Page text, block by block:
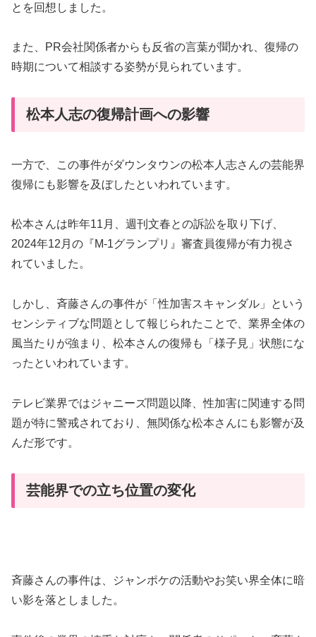
とを回想しました。
また、PR会社関係者からも反省の言葉が聞かれ、復帰の
時期について相談する姿勢が見られています。
松本人志の復帰計画への影響
一方で、この事件がダウンタウンの松本人志さんの芸能界
復帰にも影響を及ぼしたといわれています。
松本さんは昨年11月、週刊文春との訴訟を取り下げ、
2024年12月の『M-1グランプリ』審査員復帰が有力視さ
れていました。
しかし、斉藤さんの事件が「性加害スキャンダル」という
センシティブな問題として報じられたことで、業界全体の
風当たりが強まり、松本さんの復帰も「様子見」状態にな
ったといわれています。
テレビ業界ではジャニーズ問題以降、性加害に関連する問
題が特に警戒されており、無関係な松本さんにも影響が及
んだ形です。
芸能界での立ち位置の変化
斉藤さんの事件は、ジャンポケの活動やお笑い界全体に暗
い影を落としました。